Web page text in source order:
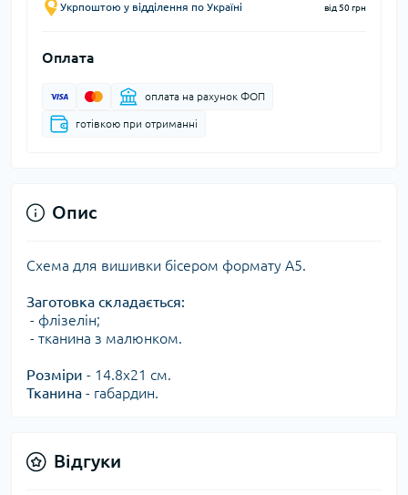
Укрпоштою у відділення по Україні від 50 грн
Оплата
оплата на рахунок ФОП
готівкою при отриманні
Опис
Схема для вишивки бісером формату А5.
Заготовка складається:
- флізелін;
- тканина з малюнком.
Розміри - 14.8х21 см.
Тканина - габардин.
Відгуки